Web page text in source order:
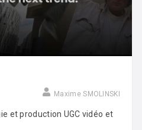
Maxime SMOLINSKI
et production UGC vidéo et